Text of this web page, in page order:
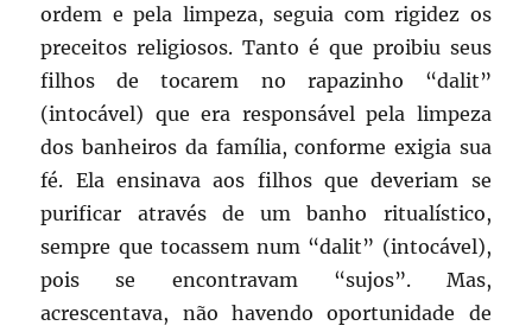
ordem e pela limpeza, seguia com rigidez os
preceitos religiosos. Tanto é que proibiu seus
filhos de tocarem no rapazinho “dalit”
(intocável) que era responsável pela limpeza
dos banheiros da família, conforme exigia sua
fé. Ela ensinava aos filhos que deveriam se
purificar através de um banho ritualístico,
sempre que tocassem num “dalit” (intocável),
pois se encontravam “sujos”. Mas,
acrescentava, não havendo oportunidade de